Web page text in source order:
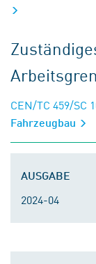
CEN/TC 459/SC
Fahrzeugbau
AUSGABE
2024-04